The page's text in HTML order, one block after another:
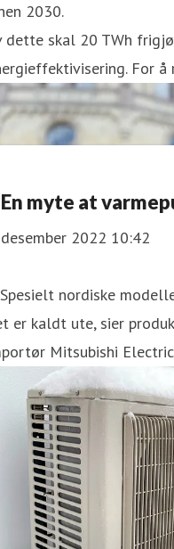
2030.
dette skal 20 TWh
For å
myte at
2022 10:42
nordiske
er kaldt ute, sier
Mitsubishi